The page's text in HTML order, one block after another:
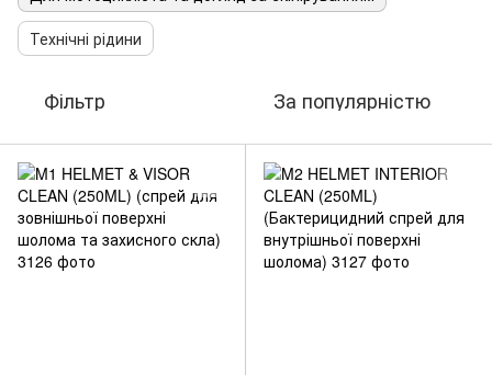
Технічні рідини
Фільтр За популярністю